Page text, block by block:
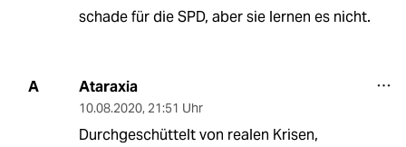
schade für die SPD, aber sie lernen es nicht.
A Ataraxia
10.08.2020, 21:51 Uhr
Durchgeschüttelt von realen Krisen,